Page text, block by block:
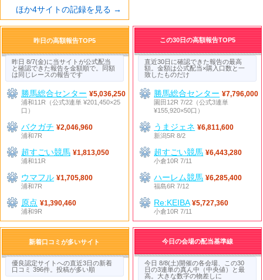
ほか4サイトの記録を見る →
昨日の高額報告TOP5
昨日 8/7(金)に当サイトが公式配当
と確認できた報告を金額順で。同額
は同じレースの報告です
勝馬総合センター ¥5,036,250
浦和11R（公式3連単 ¥201,450×25
口）
バクガチ ¥2,046,960
浦和7R
超すごい競馬 ¥1,813,050
浦和11R
ウマフル ¥1,705,800
浦和7R
原点 ¥1,390,460
浦和9R
この30日の高額報告TOP5
直近30日に確認できた報告の最高
額。金額は公式配当×購入口数と一
致したものだけ
勝馬総合センター ¥7,796,000
園田12R 7/22（公式3連単
¥155,920×50口）
うまジェネ ¥6,811,600
新潟5R 8/2
超すごい競馬 ¥6,443,280
小倉10R 7/11
ハーレム競馬 ¥6,285,400
福島6R 7/12
Re:KEIBA ¥5,727,360
小倉10R 7/11
新着口コミが多いサイト
優良認定サイトへの直近3日の新着
口コミ 396件。投稿が多い順
今日の会場の配当基準線
今日 8/8(土)開催の各会場、この30
日の3連単の真ん中（中央値）と最
高。大きな数字の物差しに